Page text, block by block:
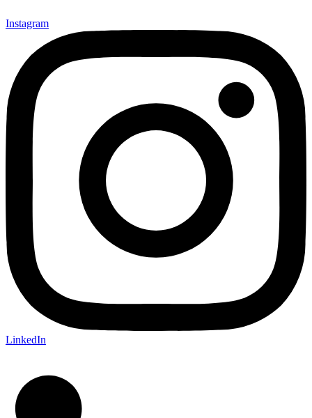
Instagram
LinkedIn